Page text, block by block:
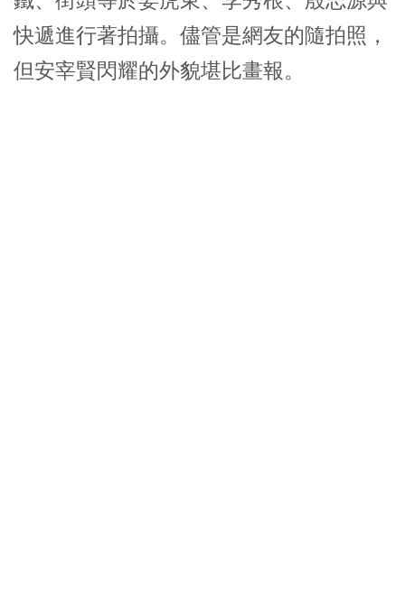
快遞進行著拍攝。儘管是網友的隨拍照，
但安宰賢閃耀的外貌堪比畫報。